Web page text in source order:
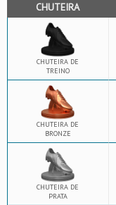
CHUTEIRA
CHUTEIRA DE
TREINO
CHUTEIRA DE
BRONZE
CHUTEIRA DE
PRATA